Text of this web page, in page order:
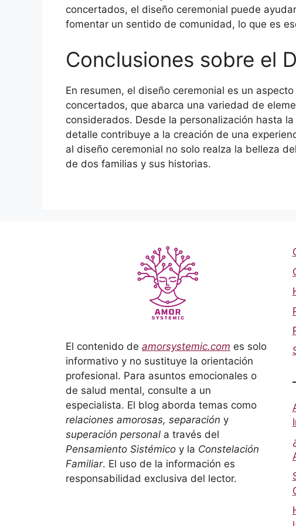
concertados, el diseño ceremonial puede
fomentar un sentido de comunidad, lo que es
Conclusiones sobre el
En resumen, el diseño ceremonial es un
concertados, que abarca una variedad de
considerados. Desde la personalización hasta
detalle contribuye a la creación de una
al diseño ceremonial no solo realza la belleza
de dos familias y sus historias.
El contenido de amorsystemic.com es solo
informativo y no sustituye la orientación
profesional. Para asuntos emocionales o
de salud mental, consulte a un
especialista. El blog aborda temas como
relaciones amorosas, separación y
superación personal a través del
Pensamiento Sistémico y la Constelación
Familiar. El uso de la información es
responsabilidad exclusiva del lector.